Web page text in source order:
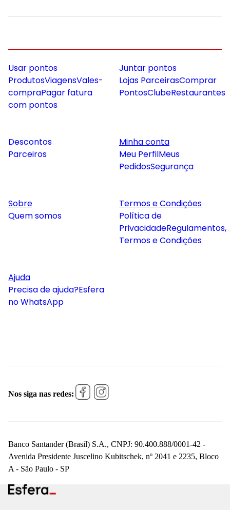
Usar pontos
ProdutosViagensVales-
compraPagar fatura
com pontos
Juntar pontos
Lojas ParceirasComprar
PontosClubeRestaurantes
Descontos
Parceiros
Minha conta
Meu PerfilMeus
PedidosSegurança
Sobre
Quem somos
Termos e Condições
Política de
PrivacidadeRegulamentos,
Termos e Condições
Ajuda
Precisa de ajuda?Esfera
no WhatsApp
Nos siga nas redes:
Banco Santander (Brasil) S.A., CNPJ: 90.400.888/0001-42 -
Avenida Presidente Juscelino Kubitschek, nº 2041 e 2235, Bloco
A - São Paulo - SP